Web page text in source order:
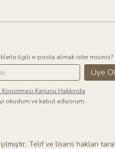
ilgili e-posta almak ister misiniz?
Üye Ol
Kanunu Hakkında
okudum ve kabul ediyorum.
Telif ve lisans hakları